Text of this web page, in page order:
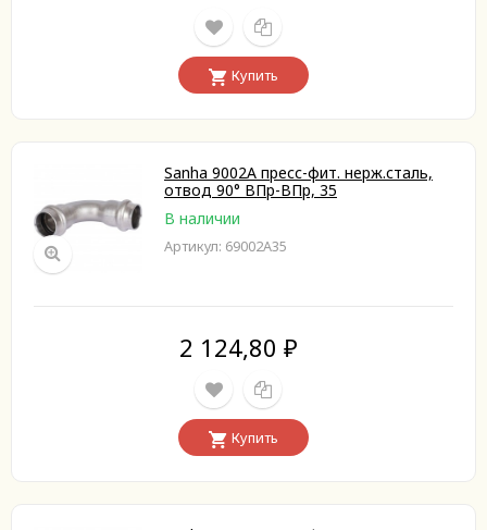
Купить
Sanha 9002A пресс-фит. нерж.сталь,
отвод 90° ВПр-ВПр, 35
В наличии
Артикул: 69002A35
2 124,80 ₽
Купить